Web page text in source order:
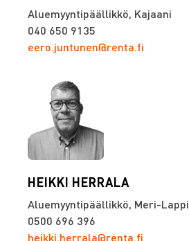
Aluemyyntipäällikkö, Kajaani
040 650 9135
eero.juntunen@renta.fi
HEIKKI HERRALA
Aluemyyntipäällikkö, Meri-Lappi
0500 696 396
heikki.herrala@renta.fi